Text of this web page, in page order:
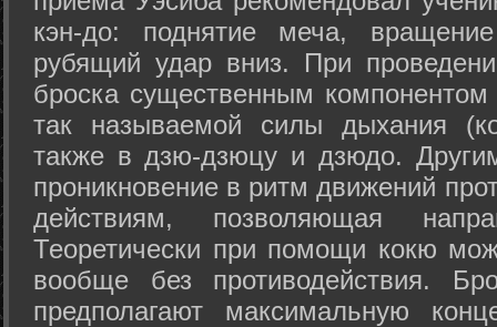
кэн-до: поднятие меча,
рубящий удар вниз. При
броска существенным компонентом
так называемой силы дыхания
также в дзю-дзюцу и дзюдо.
проникновение в ритм движений
действиям, позволяющая
Теоретически при помощи кокю
вообще без противодействия.
предполагают максимальную